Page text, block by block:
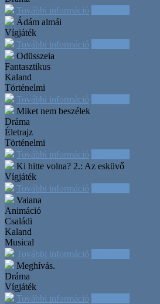
További információ
Ádám almái
Vígjáték
További információ
Odüsszeia
Fantasztikus
Kaland
Történelmi
További információ
Miket nem beszélek
Dráma
Életrajz
Történelmi
További információ
Ki hitte volna? 2.: Az esküvő
Vígjáték
További információ
Vaiana
Animáció
Családi
Kaland
Musical
További információ
Meghívás.
Dráma
Vígjáték
További információ